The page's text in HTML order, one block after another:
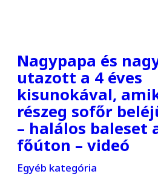
Nagypapa és
utazott a 4 éves
kisunokával,
részeg sofőr
– halálos baleset
főúton – videó
Egyéb kategória